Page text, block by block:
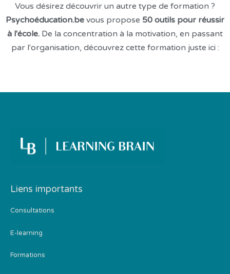
Vous désirez découvrir un autre type de formation ?
Psychoéducation.be vous propose 50 outils pour réussir
à l'école. De la concentration à la motivation, en passant
par l'organisation, découvrez cette formation juste ici :
Liens importants
Consultations
E-learning
Formations